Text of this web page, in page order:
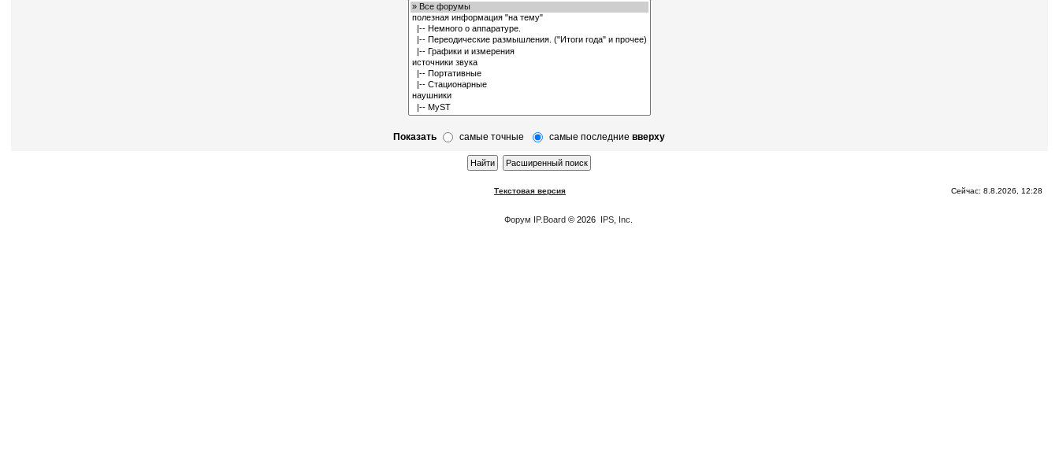
Показать самые точные самые последниевверху
Текстовая версия Сейчас: 8.8.2026, 12:28
Форум IP.Board © 2026 IPS, Inc